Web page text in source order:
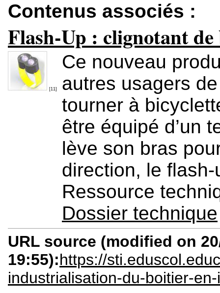
Contenus associés :
Flash-Up : clignotant de
[11]
Ce nouveau
autres usagers
tourner à
être équipé d’un
lève son bras
direction, le
Ressource
Dossier technique
URL source (modified on
19:55):https://
industrialisation-du-boitier-